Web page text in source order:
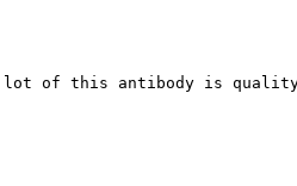
lot of this antibody is